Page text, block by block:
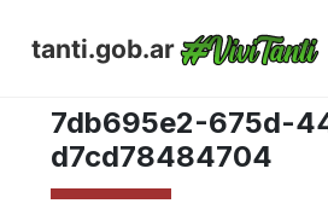
tanti.gob.ar
SEPTIEMBRE 2, 2025
7db695e2-675d-
d7cd78484704